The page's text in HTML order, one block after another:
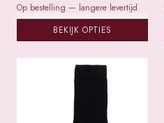
Op bestelling — langere levertijd
BEKIJK OPTIES